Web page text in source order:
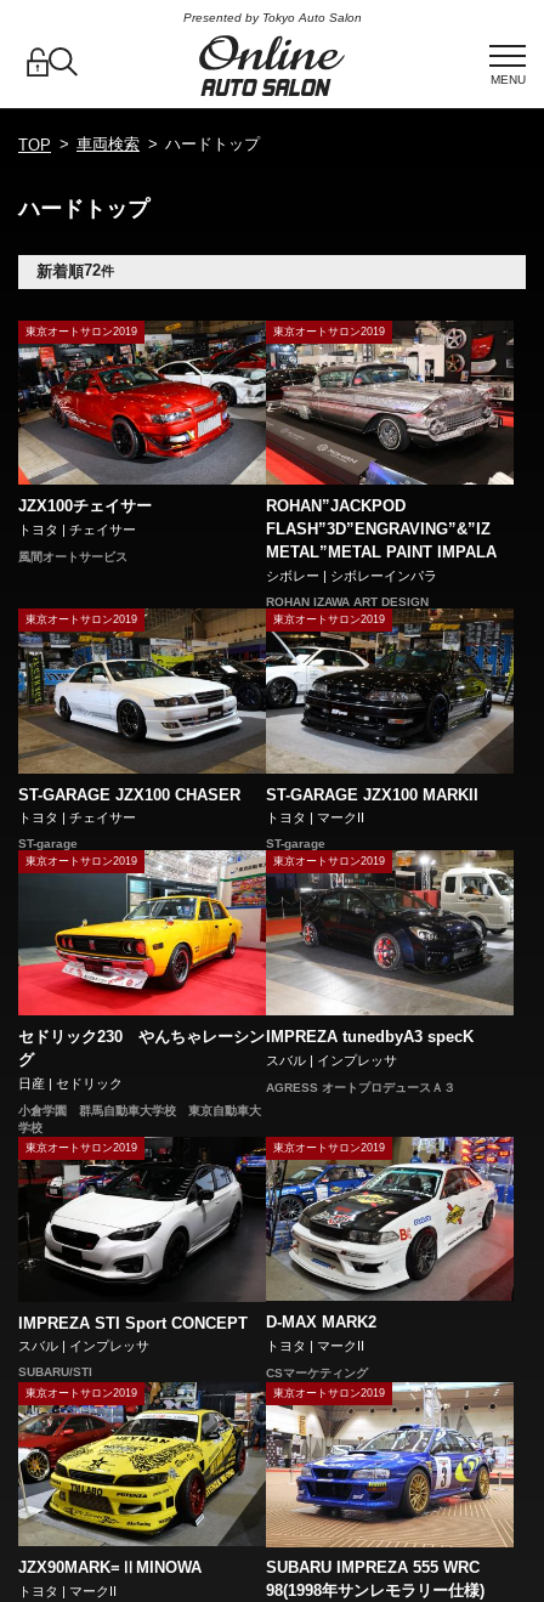
Presented by Tokyo Auto Salon
MENU
TOP 車両検索 ハードトップ
ハードトップ
新着順72件
東京オートサロン2019
JZX100チェイサー
トヨタ | チェイサー
風間オートサービス
東京オートサロン2019
ROHAN”JACKPOD
FLASH”3D”ENGRAVING”&”IZ
METAL”METAL PAINT IMPALA
シボレー | シボレーインパラ
ROHAN IZAWA ART DESIGN
東京オートサロン2019
ST-GARAGE JZX100 CHASER
トヨタ | チェイサー
ST-garage
東京オートサロン2019
ST-GARAGE JZX100 MARKII
トヨタ | マークII
ST-garage
東京オートサロン2019
セドリック230 やんちゃレーシン
グ
日産 | セドリック
小倉学園 群馬自動車大学校 東京自動車大
学校
東京オートサロン2019
IMPREZA tunedbyA3 specK
スバル | インプレッサ
AGRESS オートプロデュースＡ３
東京オートサロン2019
IMPREZA STI Sport CONCEPT
スバル | インプレッサ
SUBARU/STI
東京オートサロン2019
D-MAX MARK2
トヨタ | マークII
CSマーケティング
東京オートサロン2019
JZX90MARK=ⅡMINOWA
トヨタ | マークII
東京オートサロン2019
SUBARU IMPREZA 555 WRC
98(1998年サンレモラリー仕様)